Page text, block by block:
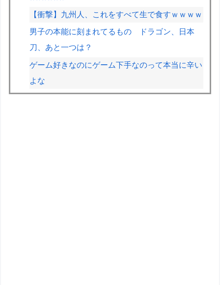
【衝撃】九州人、これをすべて生で食すｗｗｗｗ
男子の本能に刻まれてるもの ドラゴン、日本
刀、あと一つは？
ゲーム好きなのにゲーム下手なのって本当に辛い
よな